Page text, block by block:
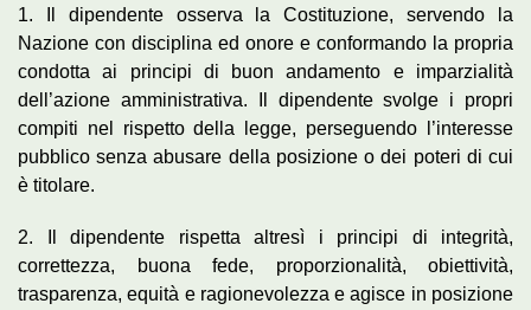
1. Il dipendente osserva la Costituzione, servendo la
Nazione con disciplina ed onore e conformando la propria
condotta ai principi di buon andamento e imparzialità
dell’azione amministrativa. Il dipendente svolge i propri
compiti nel rispetto della legge, perseguendo l’interesse
pubblico senza abusare della posizione o dei poteri di cui
è titolare.
2. Il dipendente rispetta altresì i principi di integrità,
correttezza, buona fede, proporzionalità, obiettività,
trasparenza, equità e ragionevolezza e agisce in posizione